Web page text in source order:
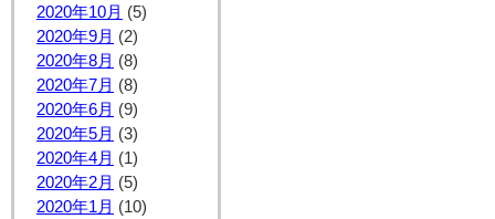
2020年10月 (5)
2020年9月 (2)
2020年8月 (8)
2020年7月 (8)
2020年6月 (9)
2020年5月 (3)
2020年4月 (1)
2020年2月 (5)
2020年1月 (10)